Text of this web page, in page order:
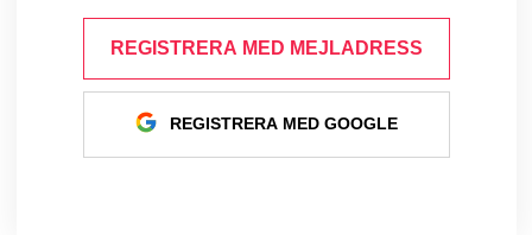
REGISTRERA MED MEJLADRESS
REGISTRERA MED GOOGLE